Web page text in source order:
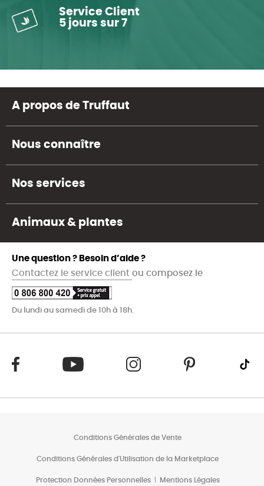
Service Client
5 jours sur 7
A propos de Truffaut
Nous connaître
Nos services
Animaux & plantes
Une question ? Besoin d’aide ?
Contactez le service client ou composez le
Du lundi au samedi de 10h à 18h.
Conditions Générales de Vente
Conditions Générales d'Utilisation de la Marketplace
Protection Données Personnelles Mentions Légales